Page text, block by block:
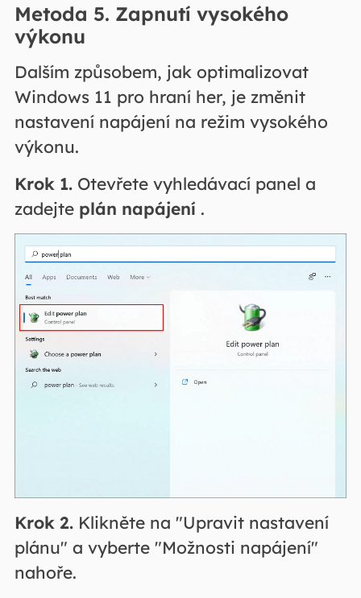
Metoda 5. Zapnutí vysokého
výkonu
Dalším způsobem, jak optimalizovat
Windows 11 pro hraní her, je změnit
nastavení napájení na režim vysokého
výkonu.
Krok 1.Otevřete vyhledávací panel a
zadejte plán napájení .
Krok 2.Klikněte na "Upravit nastavení
plánu" a vyberte "Možnosti napájení"
nahoře.